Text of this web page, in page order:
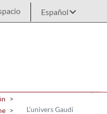
L’univers Gaudí